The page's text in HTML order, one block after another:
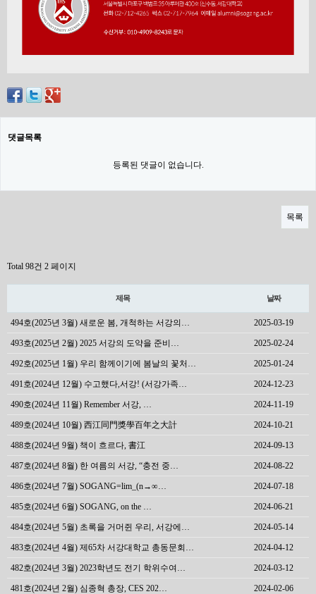
댓글목록
등록된 댓글이 없습니다.
목록
Total 98건 2 페이지
제목 날짜
494호(2025년 3월) 새로운 봄, 개척하는 서강의… 2025-03-19
493호(2025년 2월) 2025 서강의 도약을 준비… 2025-02-24
492호(2025년 1월) 우리 함께이기에 봄날의 꽃처… 2025-01-24
491호(2024년 12월) 수고했다,서강! (서강가족… 2024-12-23
490호(2024년 11월) Remember 서강, … 2024-11-19
489호(2024년 10월) 西江同門獎學百年之大計 2024-10-21
488호(2024년 9월) 책이 흐르다, 書江 2024-09-13
487호(2024년 8월) 한 여름의 서강, “충전 중… 2024-08-22
486호(2024년 7월) SOGANG=lim_(n→∞… 2024-07-18
485호(2024년 6월) SOGANG, on the … 2024-06-21
484호(2024년 5월) 초록을 거머쥔 우리, 서강에… 2024-05-14
483호(2024년 4월) 제65차 서강대학교 총동문회… 2024-04-12
482호(2024년 3월) 2023학년도 전기 학위수여… 2024-03-12
481호(2024년 2월) 심종혁 총장, CES 202… 2024-02-06